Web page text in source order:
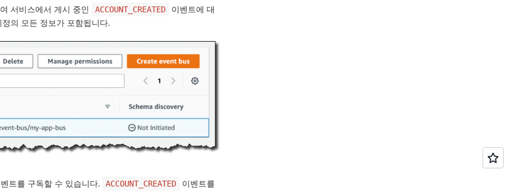
서비스에서 게시 중인 ACCOUNT_CREATED
이벤트에 대
의 모든 정보가 포함됩니다.
트를 구독할 수 있습니다. ACCOUNT_CREATED
이벤트를